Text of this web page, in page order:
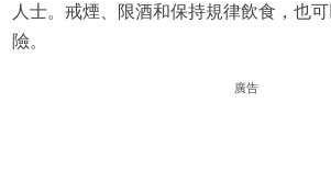
人士。戒煙、限酒和保持規律飲食，也
險。
廣告